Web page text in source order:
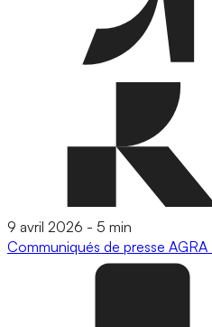
9 avril 2026 - 5 min
Communiqués de presse AGRA